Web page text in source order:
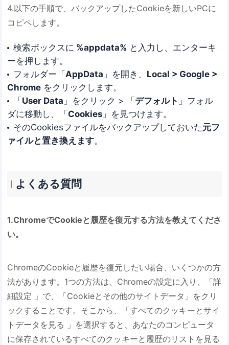
4.以下の手順で、バックアップしたCookieを新しいPCに
コピペします。
検索ボックスに %appdata% と入力し、エンターキ
ーを押します。
フォルダー「 AppData 」を開き、 Local > Google >
Chrome をクリックします。
「 User Data 」をクリック > 「 デフォルト 」フォル
ダに移動し、「 Cookies 」を見つけます。
そのCookiesファイルをバックアップしておいた元フ
ァイルと置き換えます。
よくある質問
1.ChromeでCookieと履歴を復元する方法を教えてくださ
い。
ChromeのCookieと履歴を復元したい場合、いくつかの方
法があります。1つの方法は、Chromeの設定に入り、「詳
細設定 」で、「Cookieとその他のサイトデータ」をクリ
ックすることです。そこから、「すべてのクッキーとサイ
トデータを見る 」を選択すると、あなたのコンピュータ
に保存されているすべてのクッキーと履歴のリストを見る